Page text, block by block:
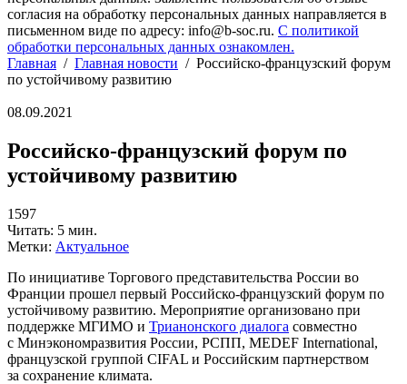
согласия на обработку персональных данных направляется в
письменном виде по адресу: info@b-soc.ru. С политикой
обработки персональных данных ознакомлен.
Главная / Главная новости / Российско-французский форум
по устойчивому развитию
08.09.2021
Российско-французский форум по
устойчивому развитию
1597
Читать: 5 мин.
Метки: Актуальное
По инициативе Торгового представительства России во
Франции прошел первый Российско-французский форум по
устойчивому развитию. Мероприятие организовано при
поддержке МГИМО и Трианонского диалога совместно
с Минэкономразвития России, РСПП, MEDEF International,
французской группой CIFAL и Российским партнерством
за сохранение климата.